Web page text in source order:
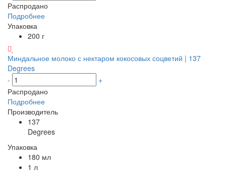
Распродано
Подробнее
Упаковка
200 г
Миндальное молоко с нектаром кокосовых соцветий | 137
Degrees
-
+
Распродано
Подробнее
Производитель
137
Degrees
Упаковка
180 мл
1 л